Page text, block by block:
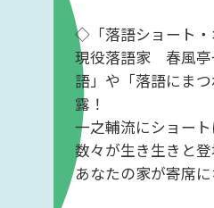
◇「落語ショート・
現役落語家 春風亭
語」や「落語にま
露！
一之輔流にショー
数々が生き生きと登
あなたの家が寄席に